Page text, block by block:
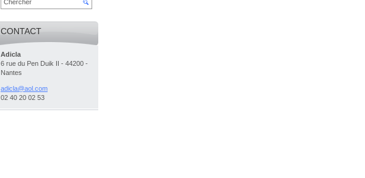
CONTACT
Adicla
6 rue du Pen Duik II - 44200 -
Nantes
adicla@aol.com
02 40 20 02 53